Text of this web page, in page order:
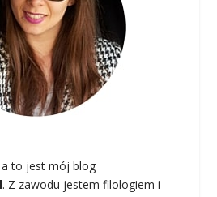
a to jest mój blog
. Z zawodu jestem filologiem i